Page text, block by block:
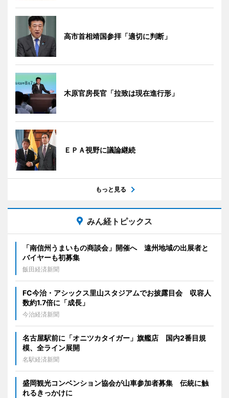
高市首相靖国参拝「適切に判断」
木原官房長官「拉致は現在進行形」
ＥＰＡ視野に議論継続
もっと見る
みん経トピックス
「南信州うまいもの商談会」開催へ 遠州地域の出展者と
バイヤーも初募集
飯田経済新聞
FC今治・アシックス里山スタジアムでお披露目会 収容人
数約1.7倍に「成長」
今治経済新聞
名古屋駅前に「オニツカタイガー」旗艦店 国内2番目規
模、全ライン展開
名駅経済新聞
盛岡観光コンベンション協会が山車参加者募集 伝統に触
れるきっかけに